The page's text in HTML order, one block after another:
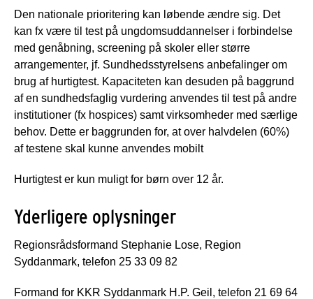
Den nationale prioritering kan løbende ændre sig. Det
kan fx være til test på ungdomsuddannelser i forbindelse
med genåbning, screening på skoler eller større
arrangementer, jf. Sundhedsstyrelsens anbefalinger om
brug af hurtigtest. Kapaciteten kan desuden på baggrund
af en sundhedsfaglig vurdering anvendes til test på andre
institutioner (fx hospices) samt virksomheder med særlige
behov. Dette er baggrunden for, at over halvdelen (60%)
af testene skal kunne anvendes mobilt
Hurtigtest er kun muligt for børn over 12 år.
Yderligere oplysninger
Regionsrådsformand Stephanie Lose, Region
Syddanmark, telefon 25 33 09 82
Formand for KKR Syddanmark H.P. Geil, telefon 21 69 64